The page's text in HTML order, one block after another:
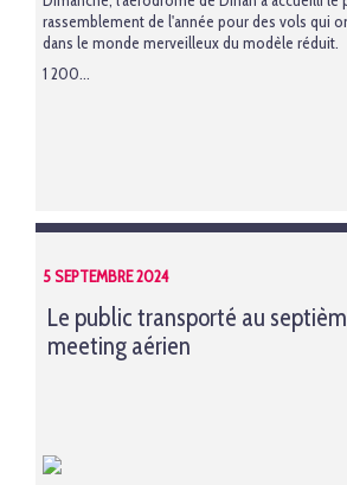
rassemblement de l'année pour des vols qui
dans le monde merveilleux du modèle réduit.
1 200...
5 SEPTEMBRE 2024
Le public transporté au
meeting aérien